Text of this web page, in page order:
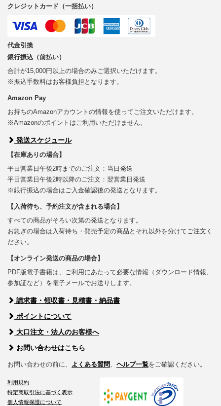
クレジットカード（一括払い）
代金引換
銀行振込（前払い）
合計が15,000円以上の場合のみご選択いただけます。
※振込手数料はお客様負担となります。
Amazon Pay
お持ちのAmazonアカウントの情報を使ってご注文いただけます。
※Amazonのポイントはご利用いただけません。
発送スケジュール
【在庫ありの場合】
平日営業日午後2時までのご注文：当日発送
平日営業日午後2時以降のご注文：翌営業日発送
※銀行振込の場合はご入金確認後の発送となります。
【入荷待ち、予約注文が含まれる場合】
すべての商品がそろい次第の発送となります。
お急ぎの場合は入荷待ち・発売予定の商品とそれ以外を分けてご注文く
ださい。
【オンライン発送の商品の場合】
PDF版電子書籍は、ご利用にあたって必要な情報（ダウンロード情報、
参加証など）を電子メールでお送りします。
請求書・領収書・見積書・納品書
ポイントについて
大口注文・法人のお客様へ
お問い合わせはこちら
お問い合わせの前に、 よくある質問、 ヘルプ一覧をご確認ください。
利用規約
特定商取引法に基づく表示
個人情報保護について